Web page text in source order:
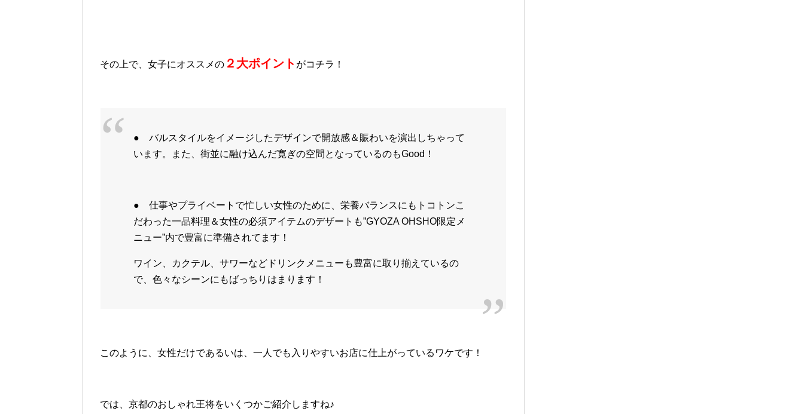
その上で、女子にオススメの ２大ポイント がコチラ！
● バルスタイルをイメージしたデザインで開放感＆賑わいを演出しちゃって
います。また、街並に融け込んだ寛ぎの空間となっているのもGood！
● 仕事やプライベートで忙しい女性のために、栄養バランスにもトコトンこ
だわった一品料理＆女性の必須アイテムのデザートも”GYOZA OHSHO限定メ
ニュー”内で豊富に準備されてます！
ワイン、カクテル、サワーなどドリンクメニューも豊富に取り揃えているの
で、色々なシーンにもばっちりはまります！
このように、女性だけであるいは、一人でも入りやすいお店に仕上がっているワケです！
では、京都のおしゃれ王将をいくつかご紹介しますね♪